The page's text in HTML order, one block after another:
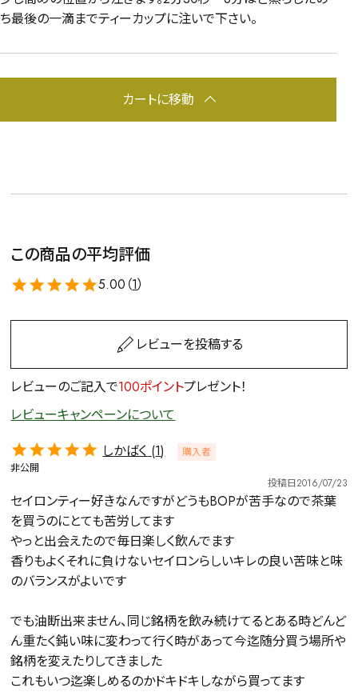
ち最後の一滴までティーカップに注いで下さい。
カートに移動
この商品の平均評価
5.00（1）
レビューを投稿する
レビューのご記入で100ポイントプレゼント！
レビューキャンペーンについて
しかばく 1
購入者
非公開
投稿日2016/07/23
セイロンティー好きなんですがどうもBOPが苦手なので茶葉
を買うのにとても苦労してます
やっと出会えたので毎日楽しく飲んでます
香りもよくそれに負けないセイロンらしいキレの良い苦味と味
のバランスがよいです
でも油断出来ません、同じ銘柄を飲み続けてるとある時どんど
ん重たく鈍い味に変わって行く時があって今迄随分買う場所や
銘柄を変えたりしてきました
これもいつ迄楽しめるのかドキドキしながら買ってます